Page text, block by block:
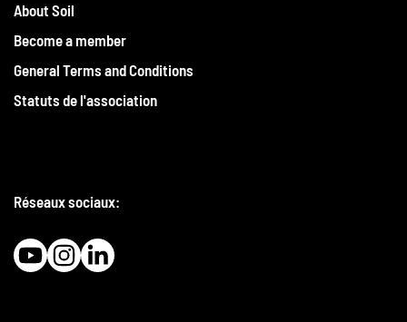
About Soil
Become a member
General Terms and Conditions
Statuts de l'association
Réseaux sociaux: